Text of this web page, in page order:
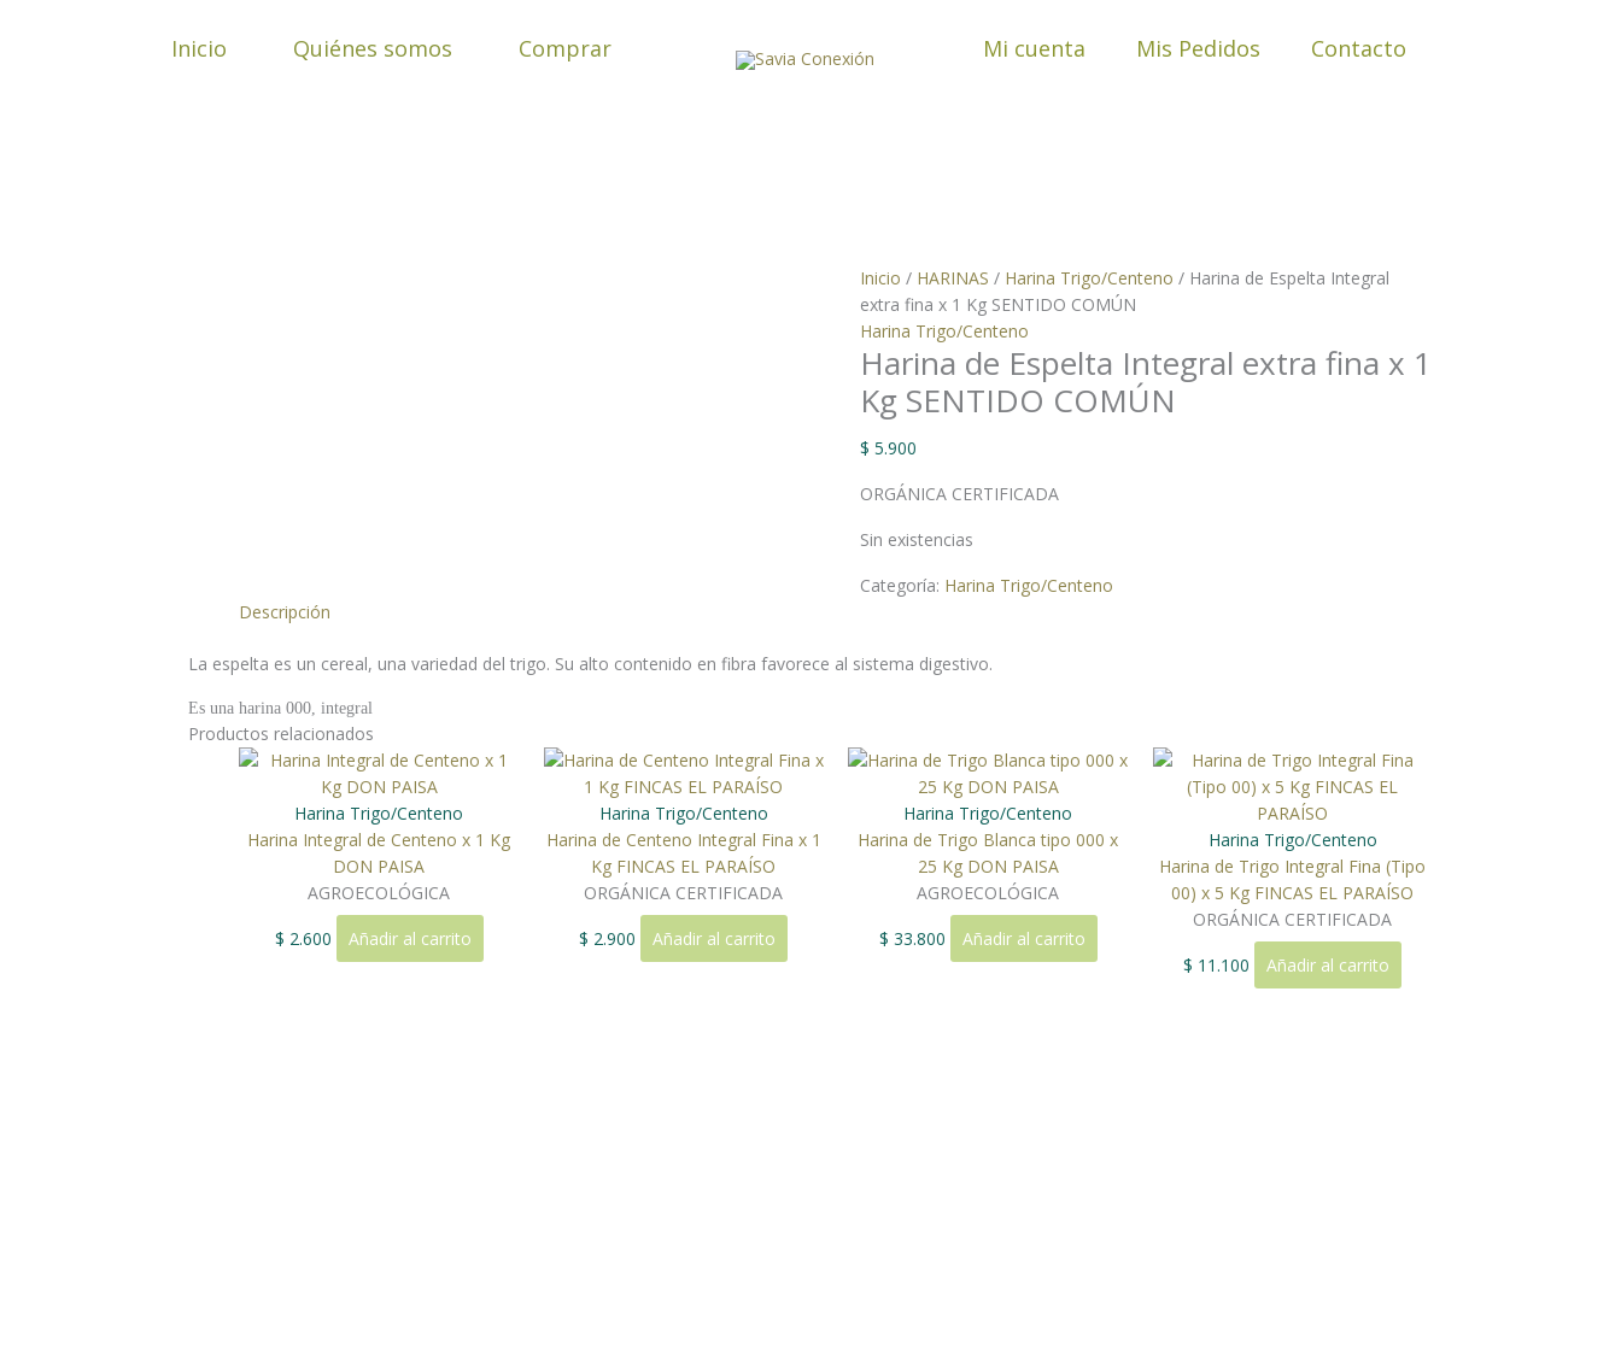
Inicio Quiénes somos Comprar Mi cuenta Mis Pedidos Contacto
Inicio / HARINAS / Harina Trigo/Centeno / Harina de Espelta Integral
extra fina x 1 Kg SENTIDO COMÚN
Harina Trigo/Centeno
Harina de Espelta Integral extra fina x 1
Kg SENTIDO COMÚN
$ 5.900
ORGÁNICA CERTIFICADA
Sin existencias
Categoría: Harina Trigo/Centeno
Descripción
La espelta es un cereal, una variedad del trigo. Su alto contenido en fibra favorece al sistema digestivo.
Es una harina 000, integral
Productos relacionados
Harina Trigo/Centeno
Harina Integral de Centeno x 1 Kg
DON PAISA
AGROECOLÓGICA
$ 2.600 Añadir al carrito
Harina Trigo/Centeno
Harina de Centeno Integral Fina x 1
Kg FINCAS EL PARAÍSO
ORGÁNICA CERTIFICADA
$ 2.900 Añadir al carrito
Harina Trigo/Centeno
Harina de Trigo Blanca tipo 000 x
25 Kg DON PAISA
AGROECOLÓGICA
$ 33.800 Añadir al carrito
Harina Trigo/Centeno
Harina de Trigo Integral Fina (Tipo
00) x 5 Kg FINCAS EL PARAÍSO
ORGÁNICA CERTIFICADA
$ 11.100 Añadir al carrito